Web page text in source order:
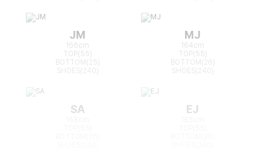
JM
166cm
TOP(55)
BOTTOM(25)
MJ
164cm
TOP(55)
BOTTOM(26)
SA EJ